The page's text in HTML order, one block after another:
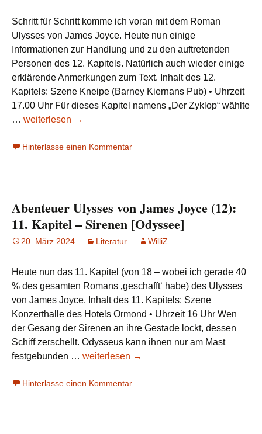
Schritt für Schritt komme ich voran mit dem Roman
Ulysses von James Joyce. Heute nun einige
Informationen zur Handlung und zu den auftretenden
Personen des 12. Kapitels. Natürlich auch wieder einige
erklärende Anmerkungen zum Text. Inhalt des 12.
Kapitels: Szene Kneipe (Barney Kiernans Pub) • Uhrzeit
17.00 Uhr Für dieses Kapitel namens „Der Zyklop“ wählte
… Abenteuer
von
12.
–
Der
[Odyssee]
weiterlesen →
Hinterlasse einen Kommentar
Abenteuer Ulysses von James Joyce (12):
11. Kapitel – Sirenen [Odyssee]
20. März 2024 Literatur WilliZ
Heute nun das 11. Kapitel (von 18 – wobei ich gerade 40
% des gesamten Romans ‚geschafft‘ habe) des Ulysses
von James Joyce. Inhalt des 11. Kapitels: Szene
Konzerthalle des Hotels Ormond • Uhrzeit 16 Uhr Wen
der Gesang der Sirenen an ihre Gestade lockt, dessen
Schiff zerschellt. Odysseus kann ihnen nur am Mast
festgebunden … Abenteuer
von
weiterlesen →
Hinterlasse einen Kommentar